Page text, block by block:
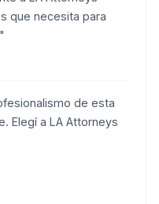
que necesita para
"
de esta
Elegí a LA Attorneys